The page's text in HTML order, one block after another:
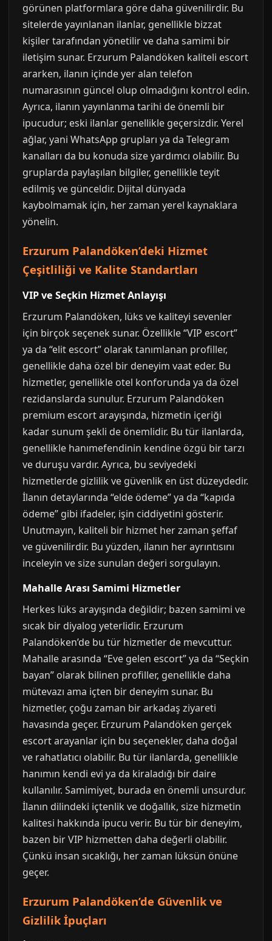
görünen platformlara göre daha güvenilirdir. Bu
sitelerde yayınlanan ilanlar, genellikle bizzat
kişiler tarafından yönetilir ve daha samimi bir
iletişim sunar. Erzurum Palandöken kaliteli escort
ararken, ilanın içinde yer alan telefon
numarasının güncel olup olmadığını kontrol edin.
Ayrıca, ilanın yayınlanma tarihi de önemli bir
ipucudur; eski ilanlar genellikle geçersizdir. Yerel
ağlar, yani WhatsApp grupları ya da Telegram
kanalları da bu konuda size yardımcı olabilir. Bu
gruplarda paylaşılan bilgiler, genellikle teyit
edilmiş ve günceldir. Dijital dünyada
kaybolmamak için, her zaman yerel kaynaklara
yönelin.
Erzurum Palandöken’deki Hizmet
Çeşitliliği ve Kalite Standartları
VIP ve Seçkin Hizmet Anlayışı
Erzurum Palandöken, lüks ve kaliteyi sevenler
için birçok seçenek sunar. Özellikle “VIP escort”
ya da “elit escort” olarak tanımlanan profiller,
genellikle daha özel bir deneyim vaat eder. Bu
hizmetler, genellikle otel konforunda ya da özel
rezidanslarda sunulur. Erzurum Palandöken
premium escort arayışında, hizmetin içeriği
kadar sunum şekli de önemlidir. Bu tür ilanlarda,
genellikle hanımefendinin kendine özgü bir tarzı
ve duruşu vardır. Ayrıca, bu seviyedeki
hizmetlerde gizlilik ve güvenlik en üst düzeydedir.
İlanın detaylarında “elde ödeme” ya da “kapıda
ödeme” gibi ifadeler, işin ciddiyetini gösterir.
Unutmayın, kaliteli bir hizmet her zaman şeffaf
ve güvenilirdir. Bu yüzden, ilanın her ayrıntısını
inceleyin ve size sunulan değeri sorgulayın.
Mahalle Arası Samimi Hizmetler
Herkes lüks arayışında değildir; bazen samimi ve
sıcak bir diyalog yeterlidir. Erzurum
Palandöken’de bu tür hizmetler de mevcuttur.
Mahalle arasında “Eve gelen escort” ya da “Seçkin
bayan” olarak bilinen profiller, genellikle daha
mütevazı ama içten bir deneyim sunar. Bu
hizmetler, çoğu zaman bir arkadaş ziyareti
havasında geçer. Erzurum Palandöken gerçek
escort arayanlar için bu seçenekler, daha doğal
ve rahatlatıcı olabilir. Bu tür ilanlarda, genellikle
hanımın kendi evi ya da kiraladığı bir daire
kullanılır. Samimiyet, burada en önemli unsurdur.
İlanın dilindeki içtenlik ve doğallık, size hizmetin
kalitesi hakkında ipucu verir. Bu tür bir deneyim,
bazen bir VIP hizmetten daha değerli olabilir.
Çünkü insan sıcaklığı, her zaman lüksün önüne
geçer.
Erzurum Palandöken’de Güvenlik ve
Gizlilik İpuçları